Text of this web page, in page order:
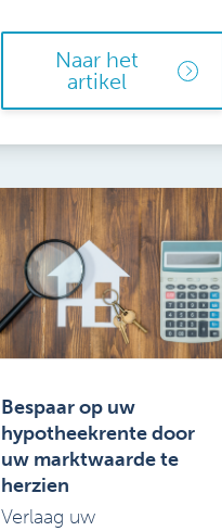
Naar het
artikel
Bespaar op uw
hypotheekrente door
uw marktwaarde te
herzien
Verlaag uw